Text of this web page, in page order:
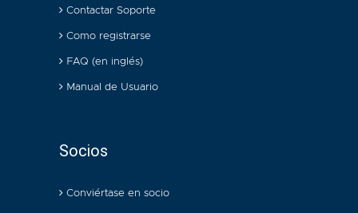
Contactar Soporte
Como registrarse
FAQ (en inglés)
Manual de Usuario
Socios
Conviértase en socio